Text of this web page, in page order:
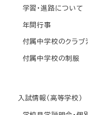
学習・進路について
年間行事
付属中学校のクラブ
付属中学校の制服
入試情報(高等学校)